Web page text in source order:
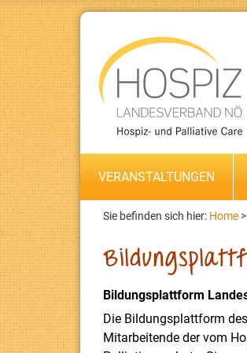
VERANSTALTUNGEN
Sie befinden sich hier: Home>
Bildungsplattform
Die Bildungsplattform
Mitarbeitende der vom